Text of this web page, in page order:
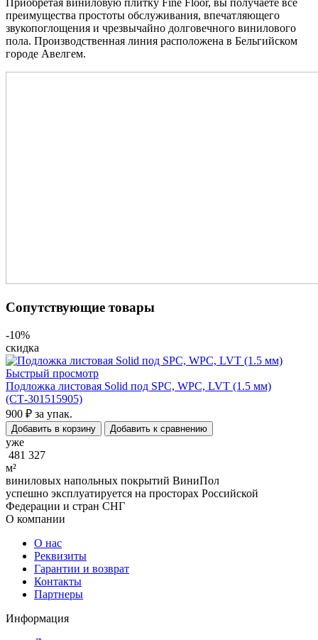
преимущества простоты обслуживания, впечатляющего
звукопоглощения и чрезвычайно долговечного винилового
пола. Производственная линия расположена в Бельгийском
городе Авелгем.
Сопутствующие товары
-10%
скидка
Быстрый просмотр
Подложка листовая Solid под SPC, WPC, LVT (1.5 мм)
(СТ-301515905)
900 ₽ за упак.
Добавить в корзину Добавить к сравнению
уже
481 327
м²
виниловых напольных покрытий ВиниПол
успешно эксплуатируется на просторах Российской
Федерации и стран СНГ
О компании
О нас
Реквизиты
Гарантии и возврат
Контакты
Партнеры
Информация